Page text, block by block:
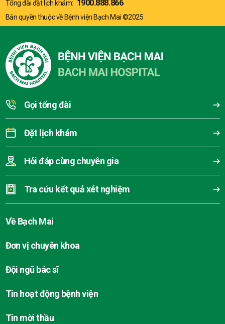
Tổng đài đặt lịch khám: 1900.888.866
Bản quyền thuộc về Bệnh viện Bạch Mai ©2025
Gọi tổng đài
Đặt lịch khám
Hỏi đáp cùng chuyên gia
Tra cứu kết quả xét nghiệm
Về Bạch Mai
Đơn vị chuyên khoa
Đội ngũ bác sĩ
Tin hoạt động bệnh viện
Tin mời thầu